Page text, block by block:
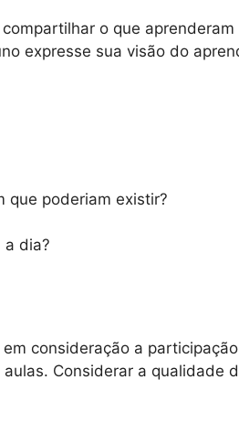
o que
expresse sua visão do
que poderiam existir?
a dia?
consideração a
Considerar a qualidade